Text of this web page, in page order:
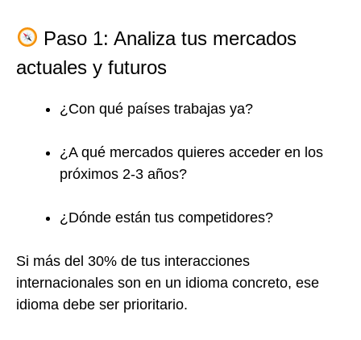
Paso 1: Analiza tus mercados
actuales y futuros
¿Con qué países trabajas ya?
¿A qué mercados quieres acceder en los
próximos 2-3 años?
¿Dónde están tus competidores?
Si más del 30% de tus interacciones
internacionales son en un idioma concreto, ese
idioma debe ser prioritario.